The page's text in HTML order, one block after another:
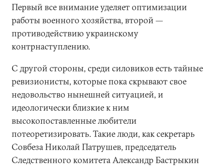
Первый все внимание уделяет оптимизации
работы военного хозяйства, второй —
противодействию украинскому
контрнаступлению.
С другой стороны, среди силовиков есть тайные
ревизионисты, которые пока скрывают свое
недовольство нынешней ситуацией, и
идеологически близкие к ним
высокопоставленные любители
потеоретизировать. Такие люди, как секретарь
Совбеза Николай Патрушев, председатель
Следственного комитета Александр Бастрыкин